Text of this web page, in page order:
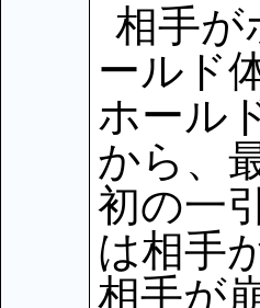
相手が
ールド
ホール
から、
初の一
は相手
相手が